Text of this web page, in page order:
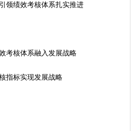
引领绩效考核体系扎实推进
效考核体系融入发展战略
核指标实现发展战略